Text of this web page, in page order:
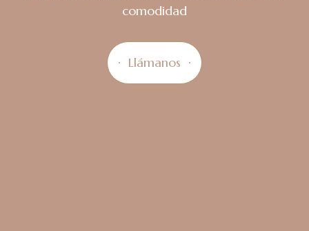
comodidad
Llámanos